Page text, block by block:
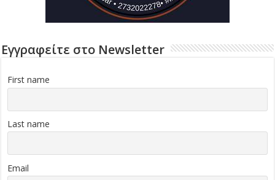
Εγγραφείτε στο Newsletter
First name
Last name
Email